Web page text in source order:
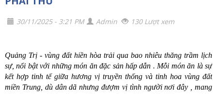
30/11/2025 - 3:21 PM Admin 130 Lượt xem
Quảng Trị - vùng đất hiền hòa trải qua bao nhiêu thăng trầm lịch
sự, nổi bật với những món ăn đặc sản hấp dẫn . Mỗi món ăn là sự
kết hợp tinh tế giữa hương vị truyền thống và tinh hoa vùng đất
miền Trung, dù dân dã nhưng đượm vị tình người nơi đây , mang